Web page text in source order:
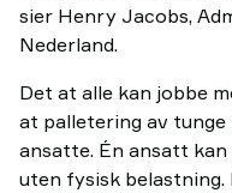
sier Henry Jacobs,
Nederland.
Det at alle kan jobbe
at palletering av
ansatte. Én ansatt
uten fysisk